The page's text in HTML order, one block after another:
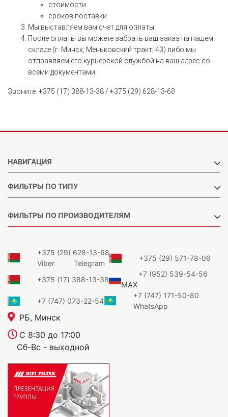
стоимости
сроков поставки
Мы выставляем вам счет для оплаты.
После оплаты вы можете забрать ваш заказ на нашем
складе (г. Минск, Меньковский тракт, 43) либо мы
отправляем его курьерской службой на ваш адрес со
всеми документами.
Звоните: +375 (17) 388-13-38 / +375 (29) 628-13-68
НАВИГАЦИЯ
ФИЛЬТРЫ ПО ТИПУ
ФИЛЬТРЫ ПО ПРОИЗВОДИТЕЛЯМ
+375 (29) 628-13-68
Viber
Telegram
+375 (29) 571-78-06
+375 (17) 388-13-38
+7 (952) 539-54-56
MAX
+7 (747) 073-22-54
+7 (747) 171-50-80
WhatsApp
РБ, Минск
С 8:30 до 17:00
Сб-Вс - выходной